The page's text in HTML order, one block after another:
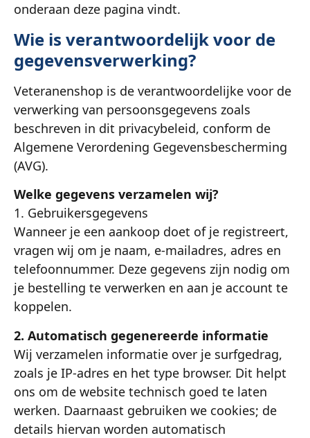
onderaan deze pagina vindt.
Wie is verantwoordelijk voor de
gegevensverwerking?
Veteranenshop is de verantwoordelijke voor de
verwerking van persoonsgegevens zoals
beschreven in dit privacybeleid, conform de
Algemene Verordening Gegevensbescherming
(AVG).
Welke gegevens verzamelen wij?
1. Gebruikersgegevens
Wanneer je een aankoop doet of je registreert,
vragen wij om je naam, e-mailadres, adres en
telefoonnummer. Deze gegevens zijn nodig om
je bestelling te verwerken en aan je account te
koppelen.
2. Automatisch gegenereerde informatie
Wij verzamelen informatie over je surfgedrag,
zoals je IP-adres en het type browser. Dit helpt
ons om de website technisch goed te laten
werken. Daarnaast gebruiken we cookies; de
details hiervan worden automatisch